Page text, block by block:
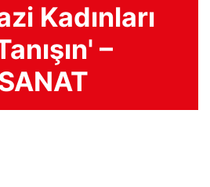
Kadınları
–